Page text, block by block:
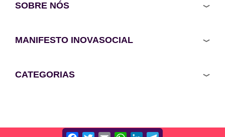
SOBRE NÓS
MANIFESTO INOVASOCIAL
CATEGORIAS